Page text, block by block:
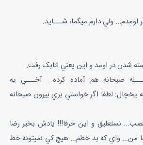
ولي دارم ميگما، شـــايد.
شدن در اومد و اين يعني اتابک رفت.
صبحانه هم آماده کرده... آخـــي يه
يخچال: لطفا اگر خواستي بري بيرون صبحانه
نستعليق و اين حرفا!!! يادش بخير رضا
واي که بد خطم... هيچ کي نميتونه خط